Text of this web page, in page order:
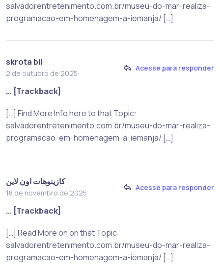
salvadorentretenimento.com.br/museu-do-mar-realiza-
programacao-em-homenagem-a-iemanja/ […]
skrota bil
2 de outubro de 2025
Acesse para responder
… [Trackback]
[…] Find More Info here to that Topic:
salvadorentretenimento.com.br/museu-do-mar-realiza-
programacao-em-homenagem-a-iemanja/ […]
كازينوهات اون لاين
18 de novembro de 2025
Acesse para responder
… [Trackback]
[…] Read More on on that Topic:
salvadorentretenimento.com.br/museu-do-mar-realiza-
programacao-em-homenagem-a-iemanja/ […]